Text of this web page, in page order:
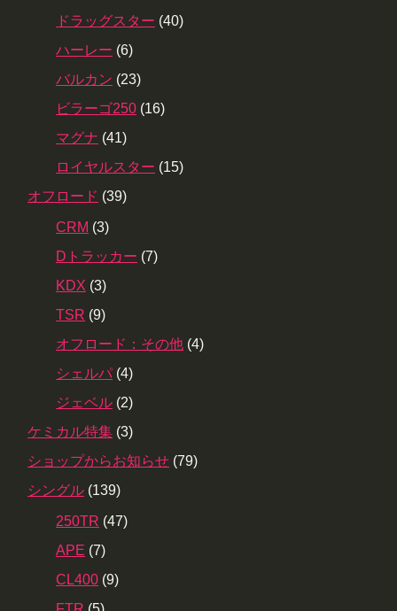
ドラッグスター (40)
ハーレー (6)
バルカン (23)
ビラーゴ250 (16)
マグナ (41)
ロイヤルスター (15)
オフロード (39)
CRM (3)
Dトラッカー (7)
KDX (3)
TSR (9)
オフロード：その他 (4)
シェルパ (4)
ジェベル (2)
ケミカル特集 (3)
ショップからお知らせ (79)
シングル (139)
250TR (47)
APE (7)
CL400 (9)